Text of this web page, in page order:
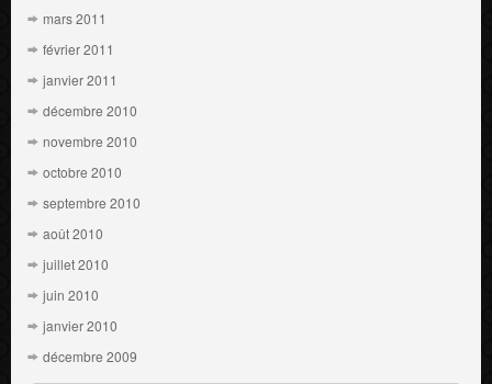
mars 2011
février 2011
janvier 2011
décembre 2010
novembre 2010
octobre 2010
septembre 2010
août 2010
juillet 2010
juin 2010
janvier 2010
décembre 2009